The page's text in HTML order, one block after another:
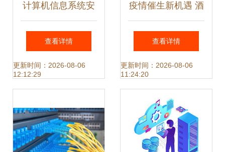
计算机信息系统安
全专用产品销售许
可证(增强级)与军
的融合与挑战
查看详情
更新时间：2026-08-06
12:12:29
疫情催生新机遇 酒
店机器人市场爆
发，华北工控硬件
引领智能服务升级
查看详情
更新时间：2026-08-06
11:24:20